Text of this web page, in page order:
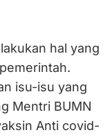
hal yang
isu-isu yang
Mentri BUMN
Anti covid-